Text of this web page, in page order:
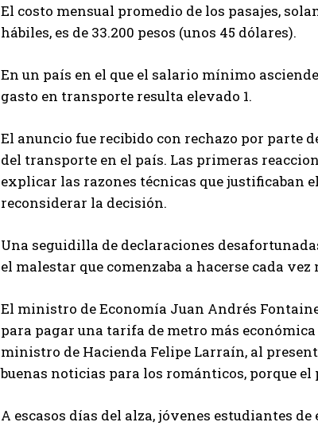
El costo mensual promedio de los pasajes,
hábiles, es de 33.200 pesos (unos 45 dólares).
En un país en el que el salario mínimo
gasto en transporte resulta elevado 1.
El anuncio fue recibido con rechazo por parte
del transporte en el país. Las primeras
explicar las razones técnicas que justificaban
reconsiderar la decisión.
Una seguidilla de declaraciones
el malestar que comenzaba a hacerse cada vez
El ministro de Economía Juan Andrés
para pagar una tarifa de metro más
ministro de Hacienda Felipe Larraín, al
buenas noticias para los románticos, porque el
A escasos días del alza, jóvenes estudiantes